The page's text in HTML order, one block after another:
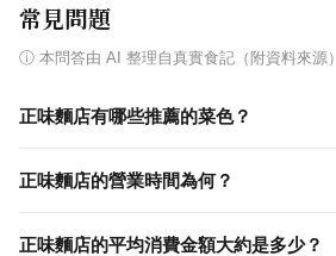
常見問題
ⓘ 本問答由 AI 整理自真實食記（附資料來源）
正味麵店有哪些推薦的菜色？
正味麵店的營業時間為何？
正味麵店的平均消費金額大約是多少？